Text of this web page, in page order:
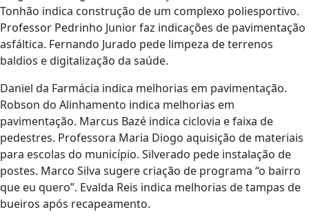
Tonhão indica construção de um complexo poliesportivo.
Professor Pedrinho Junior faz indicações de pavimentação
asfáltica. Fernando Jurado pede limpeza de terrenos
baldios e digitalização da saúde.
Daniel da Farmácia indica melhorias em pavimentação.
Robson do Alinhamento indica melhorias em
pavimentação. Marcus Bazé indica ciclovia e faixa de
pedestres. Professora Maria Diogo aquisição de materiais
para escolas do município. Silverado pede instalação de
postes. Marco Silva sugere criação de programa “o bairro
que eu quero”. Evalda Reis indica melhorias de tampas de
bueiros após recapeamento.